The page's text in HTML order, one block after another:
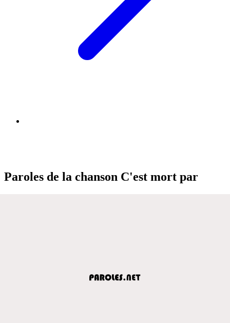
Paroles de la chanson C'est mort par